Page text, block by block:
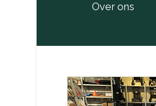
Over ons